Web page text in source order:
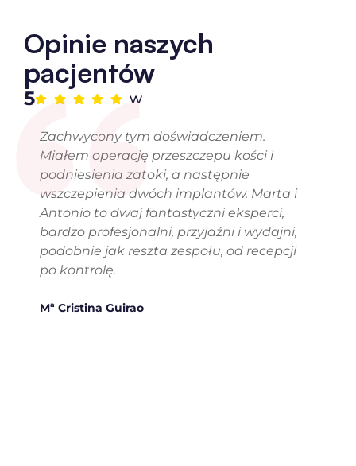
Opinie naszych
pacjentów
5 w
Zachwycony tym doświadczeniem.
Miałem operację przeszczepu kości i
podniesienia zatoki, a następnie
wszczepienia dwóch implantów. Marta i
Antonio to dwaj fantastyczni eksperci,
bardzo profesjonalni, przyjaźni i wydajni,
podobnie jak reszta zespołu, od recepcji
po kontrolę.
Mª Cristina Guirao